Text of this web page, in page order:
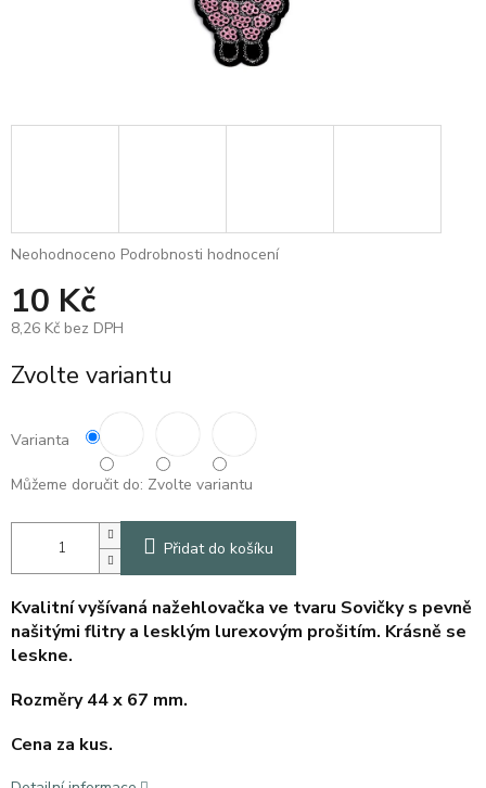
Průměrné
produktu
je
0,0
5
Neohodnoceno Podrobnosti hodnocení
10 Kč
8,26 Kč bez DPH
cena:
Zvolte variantu
Varianta
Můžeme doručit do: Zvolte variantu
Přidat do košíku
Kvalitní vyšívaná nažehlovačka ve tvaru Sovičky s pevně
našitými flitry a lesklým lurexovým prošitím. Krásně se
leskne.
Rozměry 44 x 67 mm.
Cena za kus.